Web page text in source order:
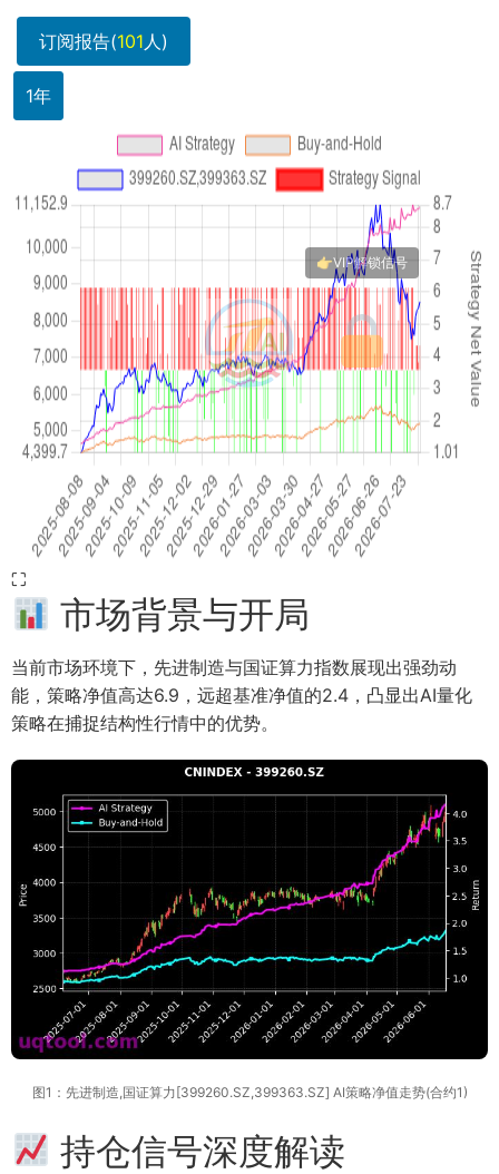
订阅报告(101人)
1年
⛶
市场背景与开局
当前市场环境下，先进制造与国证算力指数展现出强劲动
能，策略净值高达6.9，远超基准净值的2.4，凸显出AI量化
策略在捕捉结构性行情中的优势。
图1：先进制造,国证算力[399260.SZ,399363.SZ] AI策略净值走势(合约1)
持仓信号深度解读